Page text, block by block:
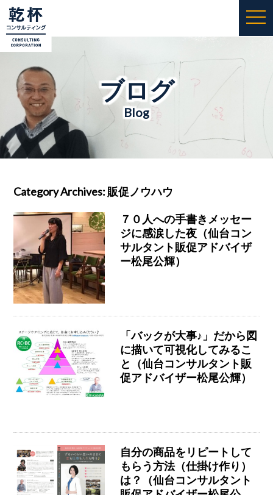
ブログ
Blog
Category Archives: 販促ノウハウ
７０人への手書きメッセー
ジに感涙した夜（仙台コン
サルタント販促アドバイザ
ー松尾公輝）
「バックが大事♪」だから図
に描いて可視化してみるこ
と（仙台コンサルタント販
促アドバイザー松尾公輝）
自分の商品をリピートして
もらう方法（仕掛け作り）
は？（仙台コンサルタント